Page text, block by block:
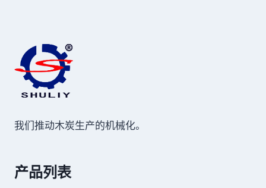
我们推动木炭生产的机械化。
产品列表